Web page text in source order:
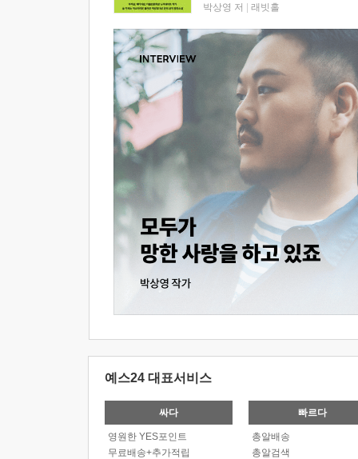
박상영 저 래빗홀
예스24 대표서비스
싸다
영원한 YES포인트
무료배송+추가적립
빠르다
총알배송
총알검색